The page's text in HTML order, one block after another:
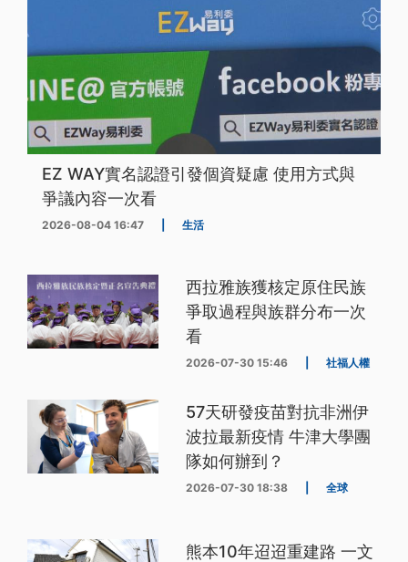
EZ WAY實名認證引發個資疑慮 使用方式與
爭議內容一次看
2026-08-04 16:47 生活
西拉雅族獲核定原住民族
爭取過程與族群分布一次
看
2026-07-30 15:46 社福人權
57天研發疫苗對抗非洲伊
波拉最新疫情 牛津大學團
隊如何辦到？
2026-07-30 18:38 全球
熊本10年迢迢重建路 一文